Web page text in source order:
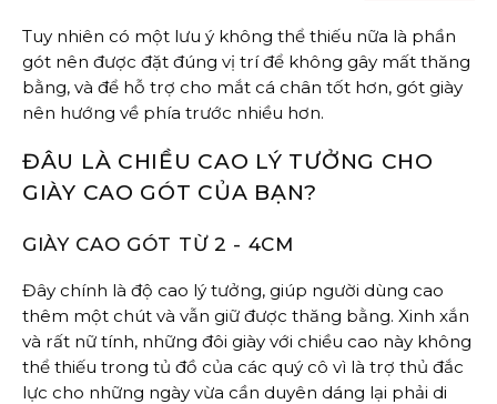
Tuy nhiên có một lưu ý không thể thiếu nữa là phần
gót nên được đặt đúng vị trí để không gây mất thăng
bằng, và để hỗ trợ cho mắt cá chân tốt hơn, gót giày
nên hướng về phía trước nhiều hơn.
ĐÂU LÀ CHIỀU CAO LÝ TƯỞNG CHO
GIÀY CAO GÓT CỦA BẠN?
GIÀY CAO GÓT TỪ 2 - 4CM
Đây chính là độ cao lý tưởng, giúp người dùng cao
thêm một chút và vẫn giữ được thăng bằng. Xinh xắn
và rất nữ tính, những đôi giày với chiều cao này không
thể thiếu trong tủ đồ của các quý cô vì là trợ thủ đắc
lực cho những ngày vừa cần duyên dáng lại phải di